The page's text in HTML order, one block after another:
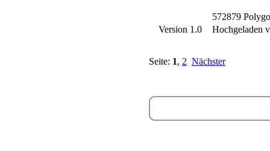
572879
Version 1.0
Hochgeladen
Seite: 1, 2 Nächster